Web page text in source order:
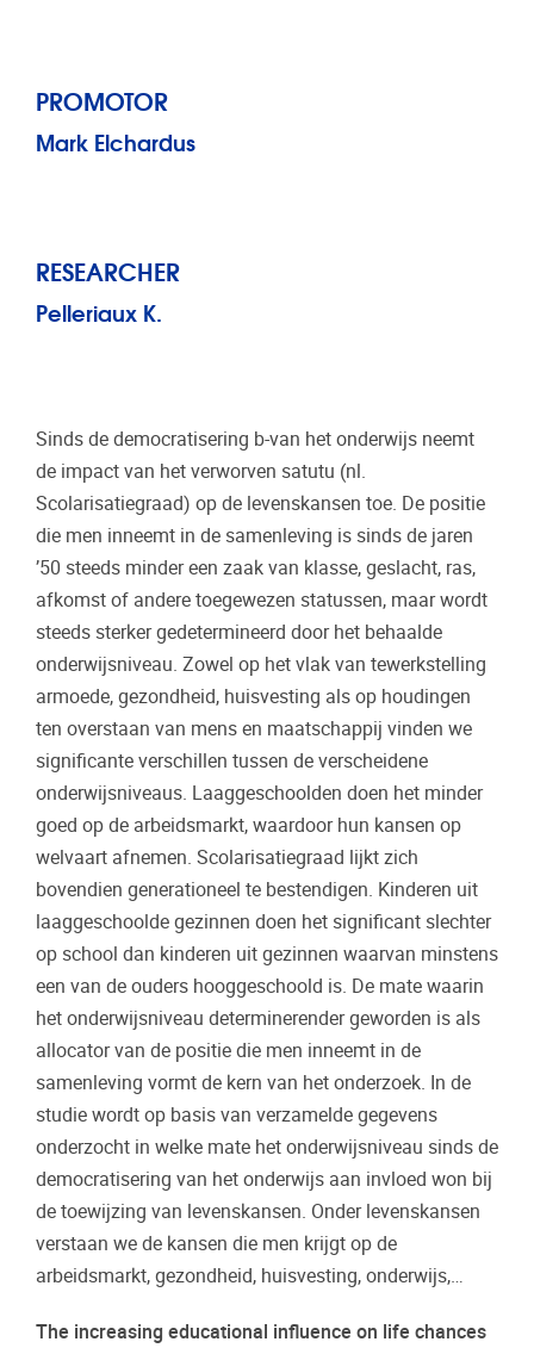
PROMOTOR
Mark Elchardus
RESEARCHER
Pelleriaux K.
Sinds de democratisering b-van het onderwijs neemt
de impact van het verworven satutu (nl.
Scolarisatiegraad) op de levenskansen toe. De positie
die men inneemt in de samenleving is sinds de jaren
’50 steeds minder een zaak van klasse, geslacht, ras,
afkomst of andere toegewezen statussen, maar wordt
steeds sterker gedetermineerd door het behaalde
onderwijsniveau. Zowel op het vlak van tewerkstelling
armoede, gezondheid, huisvesting als op houdingen
ten overstaan van mens en maatschappij vinden we
significante verschillen tussen de verscheidene
onderwijsniveaus. Laaggeschoolden doen het minder
goed op de arbeidsmarkt, waardoor hun kansen op
welvaart afnemen. Scolarisatiegraad lijkt zich
bovendien generationeel te bestendigen. Kinderen uit
laaggeschoolde gezinnen doen het significant slechter
op school dan kinderen uit gezinnen waarvan minstens
een van de ouders hooggeschoold is. De mate waarin
het onderwijsniveau determinerender geworden is als
allocator van de positie die men inneemt in de
samenleving vormt de kern van het onderzoek. In de
studie wordt op basis van verzamelde gegevens
onderzocht in welke mate het onderwijsniveau sinds de
democratisering van het onderwijs aan invloed won bij
de toewijzing van levenskansen. Onder levenskansen
verstaan we de kansen die men krijgt op de
arbeidsmarkt, gezondheid, huisvesting, onderwijs,…
The increasing educational influence on life chances